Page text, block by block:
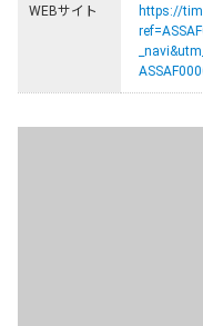
WEBサイト
https://